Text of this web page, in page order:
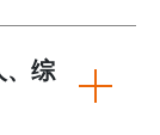
、综